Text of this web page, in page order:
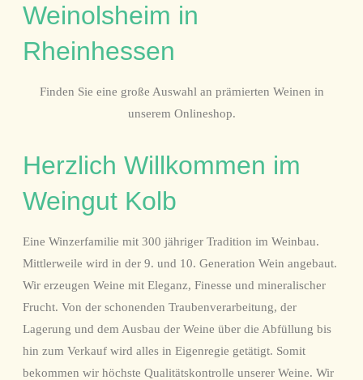
Weinolsheim in
Rheinhessen
Finden Sie eine große Auswahl an prämierten Weinen in
unserem Onlineshop.
Herzlich Willkommen im
Weingut Kolb
Eine Winzerfamilie mit 300 jähriger Tradition im Weinbau.
Mittlerweile wird in der 9. und 10. Generation Wein angebaut.
Wir erzeugen Weine mit Eleganz, Finesse und mineralischer
Frucht. Von der schonenden Traubenverarbeitung, der
Lagerung und dem Ausbau der Weine über die Abfüllung bis
hin zum Verkauf wird alles in Eigenregie getätigt. Somit
bekommen wir höchste Qualitätskontrolle unserer Weine. Wir